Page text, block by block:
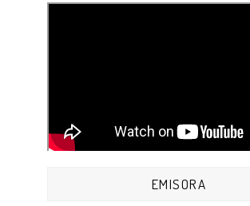
EMISORA